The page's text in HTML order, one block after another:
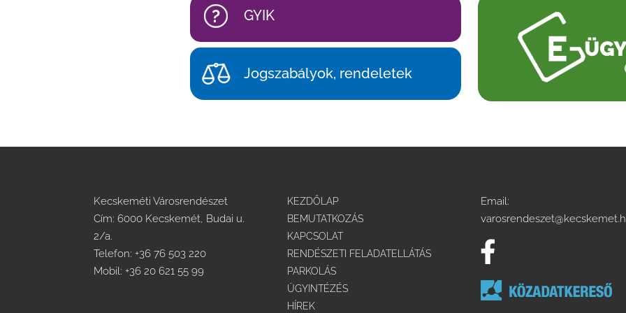
GYIK
Jogszabályok, rendeletek
Kecskeméti Városrendészet
Cím: 6000 Kecskemét, Budai u.
2/a.
Telefon:+36 76 503 220
Mobil: +36 20 621 55 99
KEZDŐLAP
BEMUTATKOZÁS
KAPCSOLAT
RENDÉSZETI FELADATELLÁTÁS
PARKOLÁS
ÜGYINTÉZÉS
HÍREK
Email: